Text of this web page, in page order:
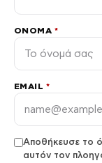
ΌΝΟΜΑ *
EMAIL *
Αποθήκευσε το
αυτόν τον